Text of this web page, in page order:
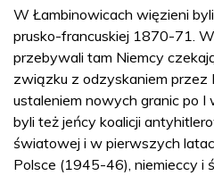
W Łambinowicach więzieni
prusko-francuskiej 1870-71.
przebywali tam Niemcy
związku z odzyskaniem przez
ustaleniem nowych granic po
byli też jeńcy koalicji
światowej i w pierwszych
Polsce (1945-46), niemieccy i